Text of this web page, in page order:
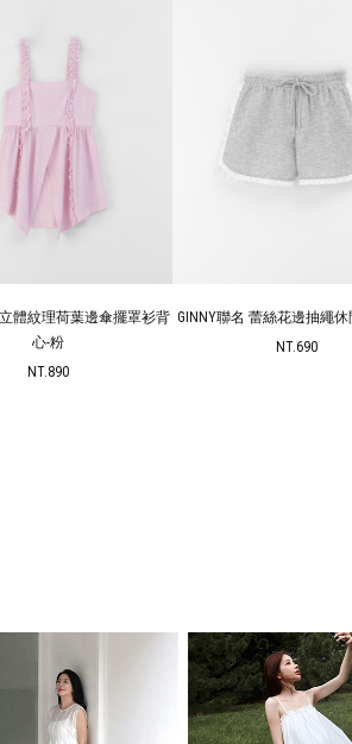
體紋理荷葉邊傘擺罩衫背
心-粉
NT.890
GINNY聯名 蕾絲花邊抽繩休
NT.690